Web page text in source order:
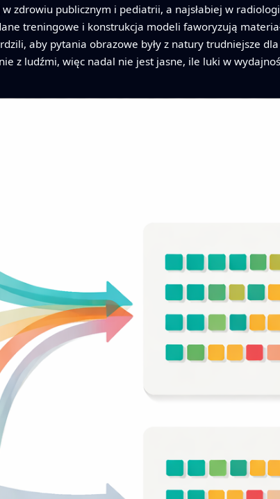
zdrowiu publicznym i pediatrii, a najsłabiej w
treningowe i konstrukcja modeli faworyzują
aby pytania obrazowe były z natury trudniejsze
z ludźmi, więc nadal nie jest jasne, ile luki w